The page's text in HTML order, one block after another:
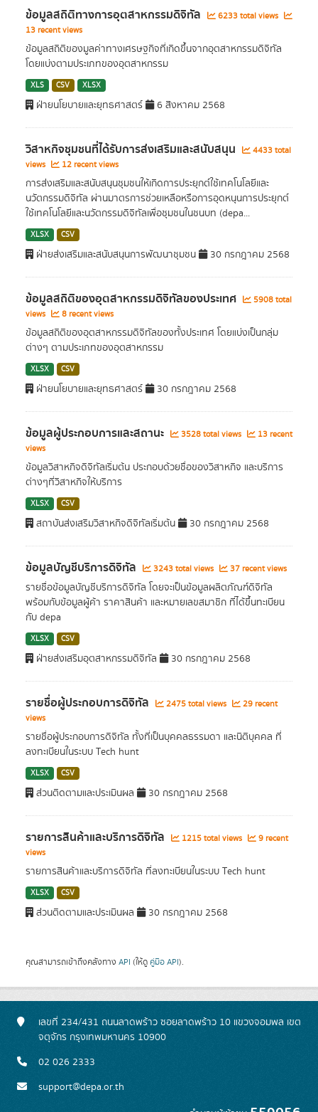
ข้อมูลสถิติทางการอุตสาหกรรมดิจิทัล
6233 total views
13 recent views
ข้อมูลสถิติของมูลค่าทางเศรษฐกิจที่เกิดขึ้นจากอุตสาหกรรมดิจิทัล
โดยแบ่งตามประเภทของอุตสาหกรรม
XLS CSV XLSX
ฝ่ายนโยบายและยุทธศาสตร์ 6 สิงหาคม 2568
วิสาหกิจชุมชนที่ได้รับการส่งเสริมและสนับสนุน
4433 total
views
12 recent views
การส่งเสริมและสนับสนุนชุมชนให้เกิดการประยุกต์ใช้เทคโนโลยีและ
นวัตกรรมดิจิทัล ผ่านมาตรการช่วยเหลือหรือการอุดหนุนการประยุกต์
ใช้เทคโนโลยีและนวัตกรรมดิจิทัลเพื่อชุมชนในชนบท (depa...
XLSX CSV
ฝ่ายส่งเสริมและสนับสนุนการพัฒนาชุมชน 30 กรกฎาคม 2568
ข้อมูลสถิติของอุตสาหกรรมดิจิทัลของประเทศ
5908 total
views
8 recent views
ข้อมูลสถิติของอุตสาหกรรมดิจิทัลของทั้งประเทศ โดยแบ่งเป็นกลุ่ม
ต่างๆ ตามประเภทของอุตสาหกรรม
XLSX CSV
ฝ่ายนโยบายและยุทธศาสตร์ 30 กรกฎาคม 2568
ข้อมูลผู้ประกอบการและสถานะ 3528 total views
13 recent
views
ข้อมูลวิสาหกิจดิจิทัลเริ่มต้น ประกอบด้วยชื่อของวิสาหกิจ และบริการ
ต่างๆที่วิสาหกิจให้บริการ
XLSX CSV
สถาบันส่งเสริมวิสาหกิจดิจิทัลเริ่มต้น 30 กรกฎาคม 2568
ข้อมูลบัญชีบริการดิจิทัล 3243 total views 37 recent views
รายชื่อข้อมูลบัญชีบริการดิจิทัล โดยจะเป็นข้อมูลผลิตภัณฑ์ดิจิทัล
พร้อมกับข้อมูลผู้ค้า ราคาสินค้า และหมายเลขสมาชิก ที่ได้ขึ้นทะเบียน
กับ depa
XLSX CSV
ฝ่ายส่งเสริมอุตสาหกรรมดิจิทัล 30 กรกฎาคม 2568
รายชื่อผู้ประกอบการดิจิทัล 2475 total views
29 recent
views
รายชื่อผู้ประกอบการดิจิทัล ทั้งที่เป็นบุคคลธรรมดา และนิติบุคคล ที่
ลงทะเบียนในระบบ Tech hunt
XLSX CSV
ส่วนติดตามและประเมินผล 30 กรกฎาคม 2568
รายการสินค้าและบริการดิจิทัล 1215 total views
9 recent
views
รายการสินค้าและบริการดิจิทัล ที่ลงทะเบียนในระบบ Tech hunt
XLSX CSV
ส่วนติดตามและประเมินผล 30 กรกฎาคม 2568
คุณสามารถเข้าถึงคลังทาง API (ให้ดู คู่มือ API).
เลขที่ 234/431 ถนนลาดพร้าว ซอยลาดพร้าว 10 แขวงจอมพล เขต
จตุจักร กรุงเทพมหานคร 10900
02 026 2333
support@depa.or.th